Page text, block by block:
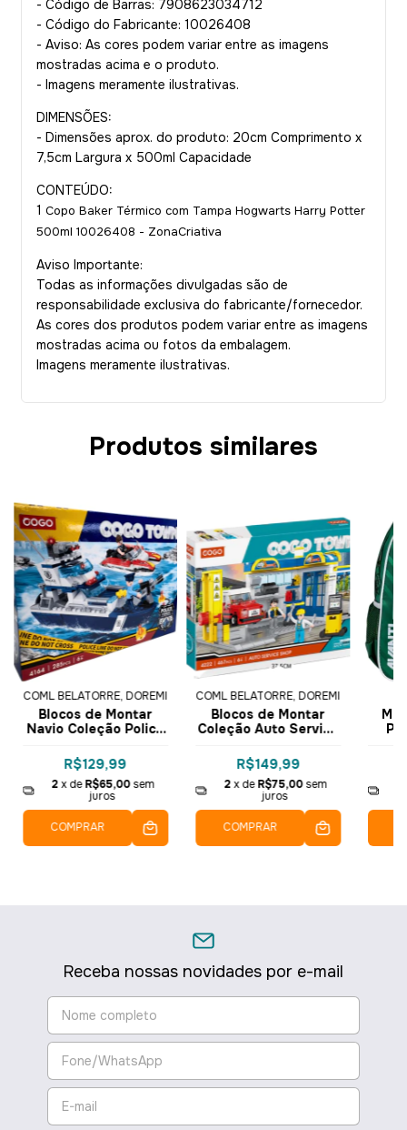
- Código de Barras: 7908623034712
- Código do Fabricante: 10026408
- Aviso: As cores podem variar entre as imagens
mostradas acima e o produto.
- Imagens meramente ilustrativas.
DIMENSÕES:
- Dimensões aprox. do produto: 20cm Comprimento x
7,5cm Largura x 500ml Capacidade
CONTEÚDO:
1 Copo Baker Térmico com Tampa Hogwarts Harry Potter
500ml 10026408 - ZonaCriativa
Aviso Importante:
Todas as informações divulgadas são de
responsabilidade exclusiva do fabricante/fornecedor.
As cores dos produtos podem variar entre as imagens
mostradas acima ou fotos da embalagem.
Imagens meramente ilustrativas.
Produtos similares
COML BELATORRE, DOREMI
Blocos de Montar
Navio Coleção Police
COGO Dorémi
R$129,99
2x deR$65,00 sem
juros
COMPRAR
COML BELATORRE, DOREMI
Blocos de Montar
Coleção Auto Service
COGO Dorémi
R$149,99
2 x deR$75,00 sem
juros
COMPRAR
Receba nossas novidades por e-mail